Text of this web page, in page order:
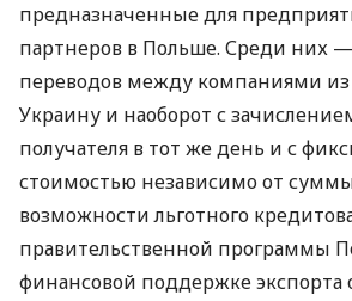
предназначенные для
партнеров в Польше. Среди них
переводов между компаниями
Украину и наоборот с
получателя в тот же день и с
стоимостью независимо от
возможности льготного
правительственной программы
финансовой поддержке экспорта